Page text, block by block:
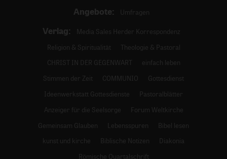
Angebote: Umfragen
Verlag:
Media Sales Herder Korrespondenz
Religion & Spiritualität
Theologie & Pastoral
CHRIST IN DER GEGENWART
einfach leben
Stimmen der Zeit
COMMUNIO
Gottesdienst
Ideenwerkstatt Gottesdienste
Pastoralblätter
Anzeiger für die Seelsorge
Forum Weltkirche
Gemeinsam Glauben
Lebensspuren
Bibel lesen
kunst und kirche
Biblische Notizen
Diakonia
Römische Quartalschrift